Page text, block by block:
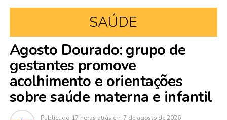
SAÚDE
Agosto Dourado: grupo de
gestantes promove
acolhimento e orientações
sobre saúde materna e infantil
Publicado 17 horas atrás em 7 de agosto de 2026